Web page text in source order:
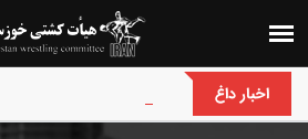
اخبار داغ